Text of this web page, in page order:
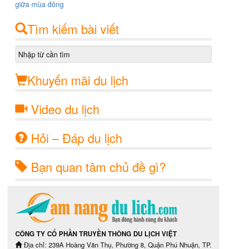
Tìm kiếm bài viết
Khuyến mãi du lịch
Video du lịch
Hỏi – Đáp du lịch
Bạn quan tâm chủ đề gì?
CÔNG TY CỔ PHẦN TRUYỀN THÔNG DU LỊCH VIỆT
Địa chỉ: 239A Hoàng Văn Thụ, Phường 8, Quận Phú Nhuận, TP.